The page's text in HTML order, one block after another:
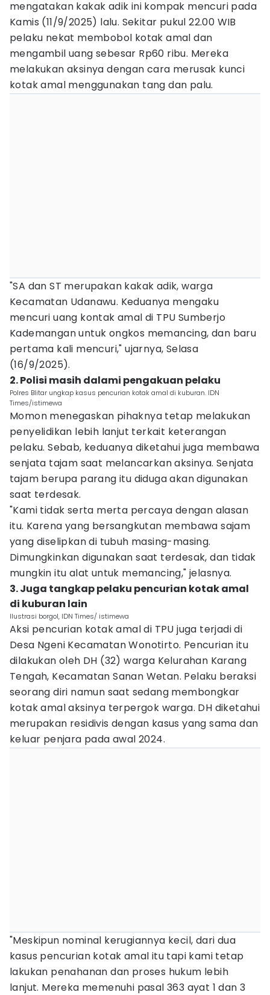
mengatakan kakak adik ini kompak mencuri pada
Kamis (11/9/2025) lalu. Sekitar pukul 22.00 WIB
pelaku nekat membobol kotak amal dan
mengambil uang sebesar Rp60 ribu. Mereka
melakukan aksinya dengan cara merusak kunci
kotak amal menggunakan tang dan palu.
"SA dan ST merupakan kakak adik, warga
Kecamatan Udanawu. Keduanya mengaku
mencuri uang kontak amal di TPU Sumberjo
Kademangan untuk ongkos memancing, dan baru
pertama kali mencuri," ujarnya, Selasa
(16/9/2025).
2. Polisi masih dalami pengakuan pelaku
Polres Blitar ungkap kasus pencurian kotak amal di kuburan. IDN
Times/istimewa
Momon menegaskan pihaknya tetap melakukan
penyelidikan lebih lanjut terkait keterangan
pelaku. Sebab, keduanya diketahui juga membawa
senjata tajam saat melancarkan aksinya. Senjata
tajam berupa parang itu diduga akan digunakan
saat terdesak.
"Kami tidak serta merta percaya dengan alasan
itu. Karena yang bersangkutan membawa sajam
yang diselipkan di tubuh masing-masing.
Dimungkinkan digunakan saat terdesak, dan tidak
mungkin itu alat untuk memancing," jelasnya.
3. Juga tangkap pelaku pencurian kotak amal
di kuburan lain
Ilustrasi borgol, IDN Times/ istimewa
Aksi pencurian kotak amal di TPU juga terjadi di
Desa Ngeni Kecamatan Wonotirto. Pencurian itu
dilakukan oleh DH (32) warga Kelurahan Karang
Tengah, Kecamatan Sanan Wetan. Pelaku beraksi
seorang diri namun saat sedang membongkar
kotak amal aksinya terpergok warga. DH diketahui
merupakan residivis dengan kasus yang sama dan
keluar penjara pada awal 2024.
"Meskipun nominal kerugiannya kecil, dari dua
kasus pencurian kotak amal itu tapi kami tetap
lakukan penahanan dan proses hukum lebih
lanjut. Mereka memenuhi pasal 363 ayat 1 dan 3